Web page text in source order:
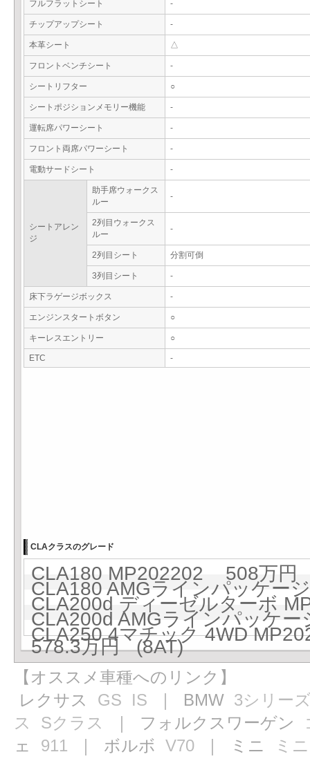
フルフラットシート -
チップアップシート -
本革シート △
フロントベンチシート -
シートリフター ○
シートポジションメモリー機能 -
運転席パワーシート -
フロント両席パワーシート -
電動サードシート -
シートアレン
ジ
助手席ウォークス
ルー
-
2列目ウォークス
ルー
-
2列目シート 分割可倒
3列目シート -
床下ラゲージボックス -
エンジンスタートボタン ○
キーレスエントリー ○
ETC -
CLAクラスのグレード
CLA180 MP202202 508万円
CLA180 AMGラインパッケ
CLA200d ディーゼルターボ
CLA200d AMGラインパッケ
578.3万円 (8AT)
CLA250 4マチック 4WD
【オススメ車種へのリンク】
レクサス GS IS ｜ BMW 3シリー
ス
Sクラス ｜ フォルクスワーゲン
ェ 911 ｜ ボルボ V70 ｜ ミニ ミニ